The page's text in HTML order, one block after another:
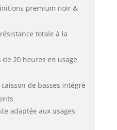
premium noir &
totale à la
20 heures en usage
de basses intégré
adaptée aux usages